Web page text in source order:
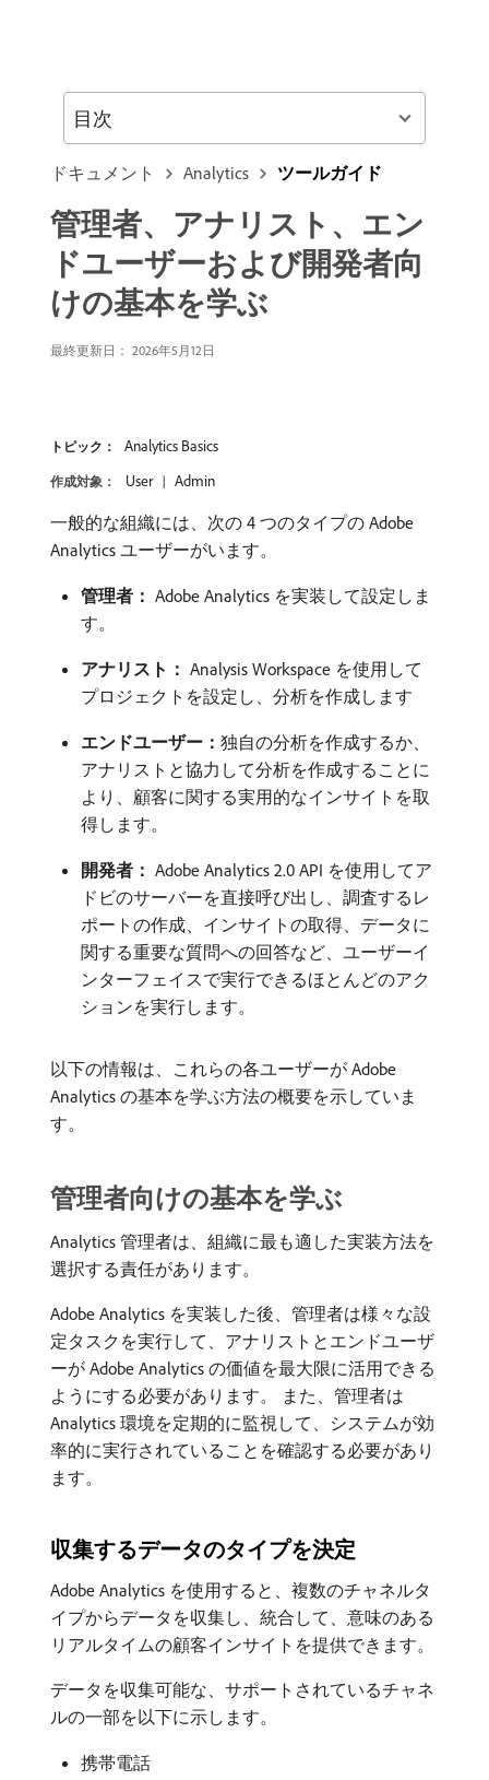
ドキュメント Analytics ツールガイド
管理者、アナリスト、エン
ドユーザーおよび開発者向
けの基本を学ぶ
最終更新日： 2026年5月12日
トピック： Analytics Basics
作成対象： User Admin
一般的な組織には、次の 4 つのタイプの Adobe
Analytics ユーザーがいます。
管理者： Adobe Analytics を実装して設定しま
す。
アナリスト： Analysis Workspace を使用して
プロジェクトを設定し、分析を作成します
エンドユーザー： ​独自の分析を作成するか、
アナリストと協力して分析を作成することに
より、顧客に関する実用的なインサイトを取
得します。
開発者： Adobe Analytics 2.0 API を使用してア
ドビのサーバーを直接呼び出し、調査するレ
ポートの作成、インサイトの取得、データに
関する重要な質問への回答など、ユーザーイ
ンターフェイスで実行できるほとんどのアク
ションを実行します。
以下の情報は、これらの各ユーザーが Adobe
Analytics の基本を学ぶ方法の概要を示していま
す。
管理者向けの基本を学ぶ
Analytics 管理者は、組織に最も適した実装方法を
選択する責任があります。
Adobe Analytics を実装した後、管理者は様々な設
定タスクを実行して、アナリストとエンドユーザ
ーが Adobe Analytics の価値を最大限に活用できる
ようにする必要があります。 また、管理者は
Analytics 環境を定期的に監視して、システムが効
率的に実行されていることを確認する必要があり
ます。
収集するデータのタイプを決定
Adobe Analytics を使用すると、複数のチャネルタ
イプからデータを収集し、統合して、意味のある
リアルタイムの顧客インサイトを提供できます。
データを収集可能な、サポートされているチャネ
ルの一部を以下に示します。
携帯電話
目次